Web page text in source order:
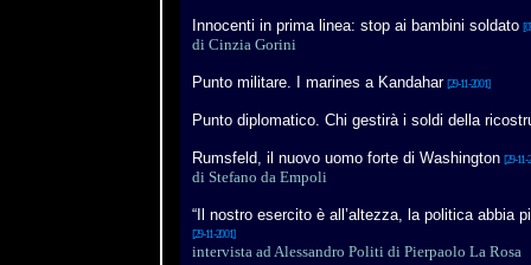
Innocenti in prima linea: stop ai bambini soldato
di Cinzia Gorini
Punto militare. I marines a Kandahar [29-11-2001]
Punto diplomatico. Chi gestirà i soldi della
Rumsfeld, il nuovo uomo forte di Washington [29-11-
di Stefano da Empoli
“Il nostro esercito è all’altezza, la politica abbia
[29-11-2001]
intervista ad Alessandro Politi di Pierpaolo La Rosa